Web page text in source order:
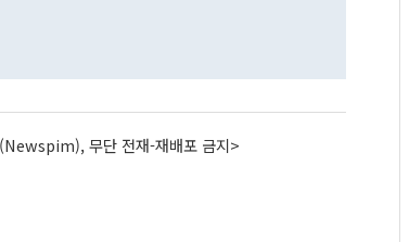
무단 전재-재배포 금지>